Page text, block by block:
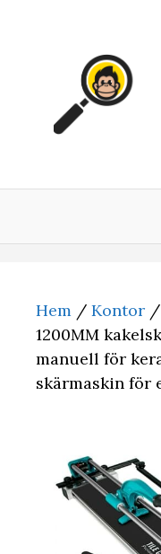
Hem / Kontor /
1200MM
manuell för
skärmaskin för